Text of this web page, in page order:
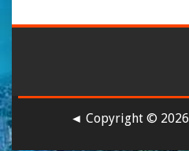
◄ Copyright © 2026